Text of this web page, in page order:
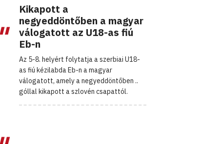
Kikapott a
negyeddöntőben a magyar
válogatott az U18-as fiú
Eb-n
Az 5-8. helyért folytatja a szerbiai U18-
as fiú kézilabda Eb-n a magyar
válogatott, amely a negyeddöntőben ..
góllal kikapott a szlovén csapattól.